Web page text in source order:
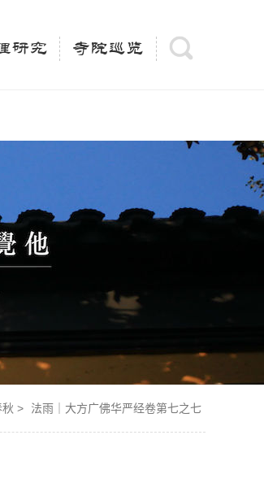
$description =
研究 寺院巡览
> 法雨｜大方广佛华严经卷第七之七